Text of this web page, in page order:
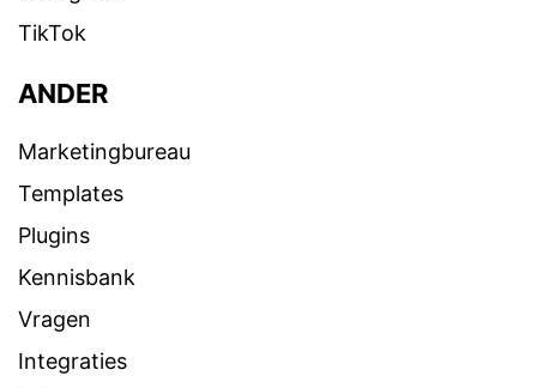
TikTok
ANDER
Marketingbureau
Templates
Plugins
Kennisbank
Vragen
Integraties